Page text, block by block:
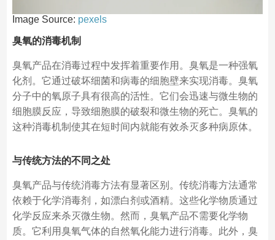
Image Source: pexels
臭氧的消毒机制
臭氧产品在消毒过程中发挥着重要作用。臭氧是一种强氧
化剂。它通过破坏细菌和病毒的细胞壁来实现消毒。臭氧
分子中的氧原子具有很高的活性。它们会迅速与微生物的
细胞膜反应，导致细胞膜的破裂和微生物的死亡。臭氧的
这种消毒机制使其在短时间内就能有效杀灭多种病原体。
与传统方法的不同之处
臭氧产品与传统消毒方法有显著区别。传统消毒方法通常
依赖于化学消毒剂，如漂白剂或酒精。这些化学物质通过
化学反应来杀灭微生物。然而，臭氧产品不需要化学物
质。它利用臭氧气体的自然氧化能力进行消毒。此外，臭